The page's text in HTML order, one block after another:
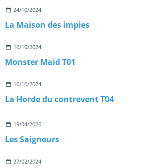
24/10/2024
La Maison des impies
16/10/2024
Monster Maid T01
16/10/2024
La Horde du contrevent T04
19/04/2026
Les Saigneurs
27/02/2024